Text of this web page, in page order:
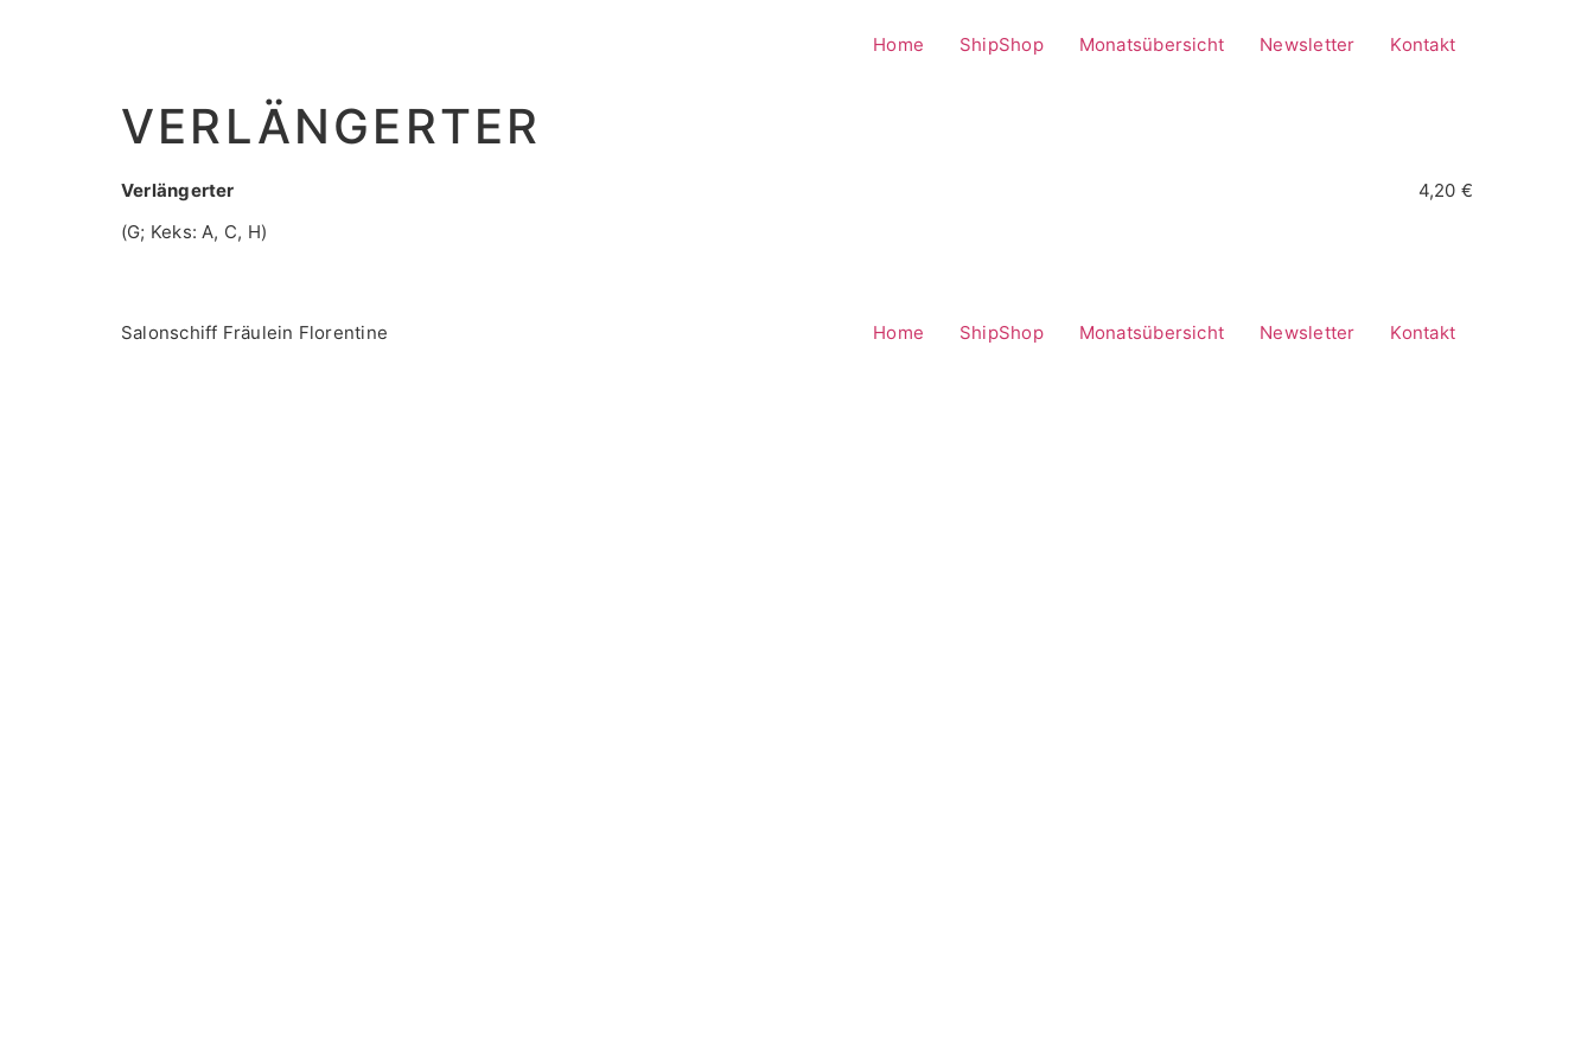
Home ShipShop Monatsübersicht Newsletter Kontakt
VERLÄNGERTER
Verlängerter
4,20 €
(G; Keks: A, C, H)
Salonschiff Fräulein Florentine Home ShipShop Monatsübersicht Newsletter Kontakt